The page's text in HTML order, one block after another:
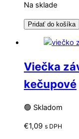
Na sklade
Pridať do košíka
Viečka
kečupové
🟢 Skladom
€1,09 s DPH